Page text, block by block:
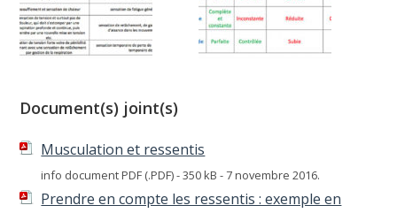
Document(s) joint(s)
Musculation et ressentis
info document PDF (.PDF) - 350 kB - 7 novembre 2016.
Prendre en compte les ressentis : exemple en